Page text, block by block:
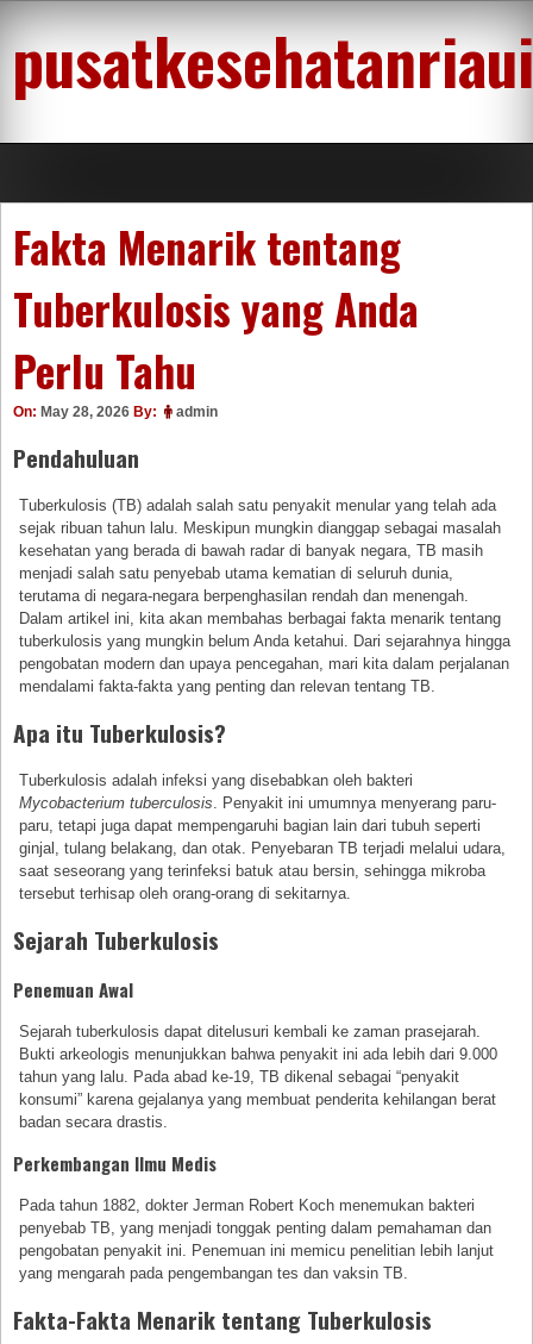
content
Fakta Menarik tentang
Tuberkulosis yang Anda
Perlu Tahu
On: May 28, 2026 By: admin
Pendahuluan
Tuberkulosis (TB) adalah salah satu penyakit menular yang telah ada
sejak ribuan tahun lalu. Meskipun mungkin dianggap sebagai masalah
kesehatan yang berada di bawah radar di banyak negara, TB masih
menjadi salah satu penyebab utama kematian di seluruh dunia,
terutama di negara-negara berpenghasilan rendah dan menengah.
Dalam artikel ini, kita akan membahas berbagai fakta menarik tentang
tuberkulosis yang mungkin belum Anda ketahui. Dari sejarahnya hingga
pengobatan modern dan upaya pencegahan, mari kita dalam perjalanan
mendalami fakta-fakta yang penting dan relevan tentang TB.
Apa itu Tuberkulosis?
Tuberkulosis adalah infeksi yang disebabkan oleh bakteri
Mycobacterium tuberculosis . Penyakit ini umumnya menyerang paru-
paru, tetapi juga dapat mempengaruhi bagian lain dari tubuh seperti
ginjal, tulang belakang, dan otak. Penyebaran TB terjadi melalui udara,
saat seseorang yang terinfeksi batuk atau bersin, sehingga mikroba
tersebut terhisap oleh orang-orang di sekitarnya.
Sejarah Tuberkulosis
Penemuan Awal
Sejarah tuberkulosis dapat ditelusuri kembali ke zaman prasejarah.
Bukti arkeologis menunjukkan bahwa penyakit ini ada lebih dari 9.000
tahun yang lalu. Pada abad ke-19, TB dikenal sebagai “penyakit
konsumi” karena gejalanya yang membuat penderita kehilangan berat
badan secara drastis.
Perkembangan Ilmu Medis
Pada tahun 1882, dokter Jerman Robert Koch menemukan bakteri
penyebab TB, yang menjadi tonggak penting dalam pemahaman dan
pengobatan penyakit ini. Penemuan ini memicu penelitian lebih lanjut
yang mengarah pada pengembangan tes dan vaksin TB.
Fakta-Fakta Menarik tentang Tuberkulosis